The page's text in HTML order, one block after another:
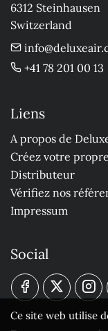
6312 Steinhausen
Switzerland
+41 78 201 00 13
Liens
A propos de
Créez votre
Distributeur
Vérifiez nos
Impressum
Social
Ce site web utilise